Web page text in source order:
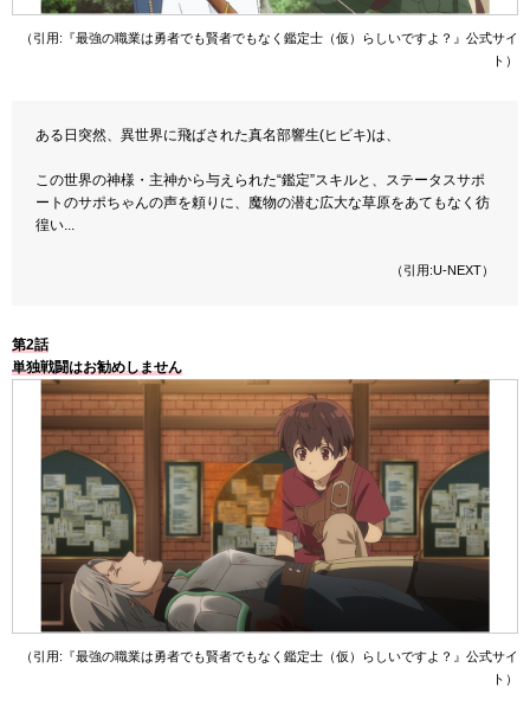
（引用:『最強の職業は勇者でも賢者でもなく鑑定士（仮）らしいですよ？』公式サイ
ト）
ある日突然、異世界に飛ばされた真名部響生(ヒビキ)は、
この世界の神様・主神から与えられた“鑑定”スキルと、ステータスサポ
ートのサポちゃんの声を頼りに、魔物の潜む広大な草原をあてもなく彷
徨い..
（引用:U-NEXT）
第2話
単独戦闘はお勧めしません
（引用:『最強の職業は勇者でも賢者でもなく鑑定士（仮）らしいですよ？』公式サイ
ト）